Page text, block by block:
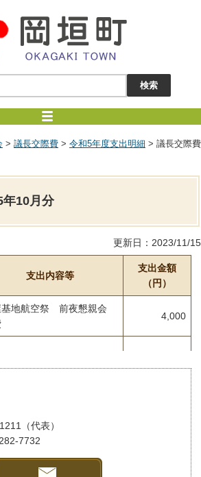
> 議長交際費 > 令和5年度支出明細 > 議長交際費
年10月分
更新日：2023/11/15
支出内容等
支出金額
（円）
基地航空祭 前夜懇親会
4,000
観光協会10周年記念式典
賀会 会費
合計
（代表）
7732